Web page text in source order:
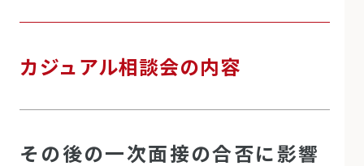
カジュアル相談会の内容
その後の一次面接の合否に影響